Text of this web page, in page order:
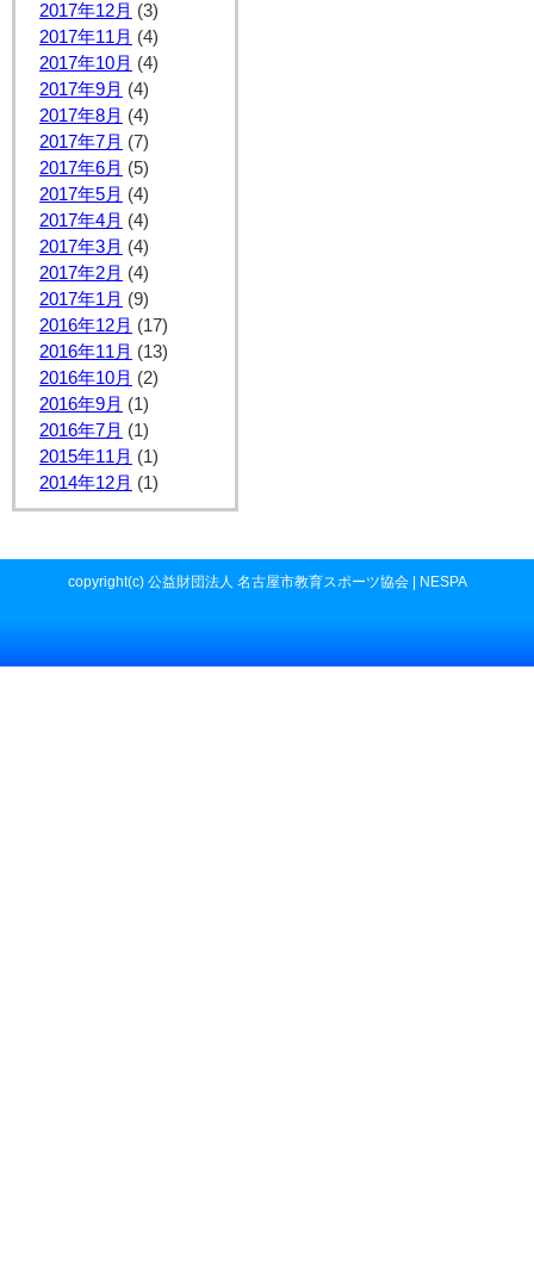
2017年12月 (3)
2017年11月 (4)
2017年10月 (4)
2017年9月 (4)
2017年8月 (4)
2017年7月 (7)
2017年6月 (5)
2017年5月 (4)
2017年4月 (4)
2017年3月 (4)
2017年2月 (4)
2017年1月 (9)
2016年12月 (17)
2016年11月 (13)
2016年10月 (2)
2016年9月 (1)
2016年7月 (1)
2015年11月 (1)
2014年12月 (1)
copyright(c) 公益財団法人 名古屋市教育スポーツ協会 | NESPA